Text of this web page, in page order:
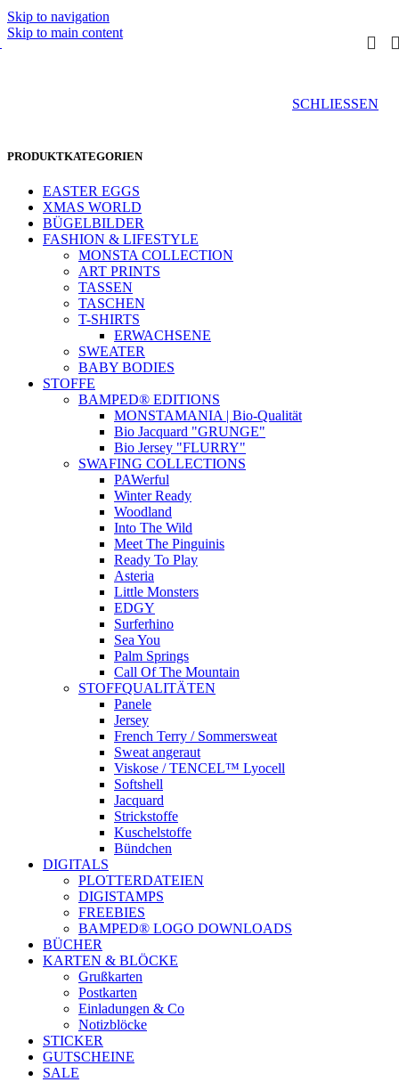
Skip to navigation
Skip to main content
SCHLIESSEN
PRODUKTKATEGORIEN
EASTER EGGS
XMAS WORLD
BÜGELBILDER
FASHION & LIFESTYLE
MONSTA COLLECTION
ART PRINTS
TASSEN
TASCHEN
T-SHIRTS
ERWACHSENE
SWEATER
BABY BODIES
STOFFE
BAMPED® EDITIONS
MONSTAMANIA | Bio-Qualität
Bio Jacquard "GRUNGE"
Bio Jersey "FLURRY"
SWAFING COLLECTIONS
PAWerful
Winter Ready
Woodland
Into The Wild
Meet The Pinguinis
Ready To Play
Asteria
Little Monsters
EDGY
Surferhino
Sea You
Palm Springs
Call Of The Mountain
STOFFQUALITÄTEN
Panele
Jersey
French Terry / Sommersweat
Sweat angeraut
Viskose / TENCEL™ Lyocell
Softshell
Jacquard
Strickstoffe
Kuschelstoffe
Bündchen
DIGITALS
PLOTTERDATEIEN
DIGISTAMPS
FREEBIES
BAMPED® LOGO DOWNLOADS
BÜCHER
KARTEN & BLÖCKE
Grußkarten
Postkarten
Einladungen & Co
Notizblöcke
STICKER
GUTSCHEINE
SALE